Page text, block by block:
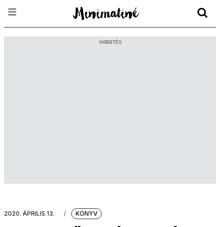
HIRDETÉS
2020. ÁPRILIS 13. / KÖNYV